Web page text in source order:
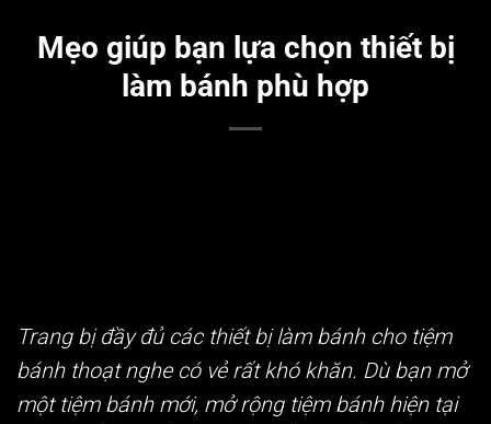
Mẹo giúp bạn lựa chọn thiết bị
làm bánh phù hợp
Trang bị đầy đủ các thiết bị làm bánhcho tiệm
bánh thoạt nghe có vẻ rất khó khăn. Dù bạn mở
một tiệm bánh mới, mở rộng tiệm bánh hiện tại